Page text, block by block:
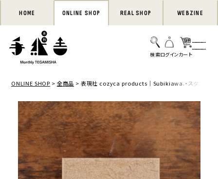
HOME ONLINE SHOP REAL SHOP WEBZINE
ONLINE SHOP 全商品 表現社 cozyca products｜Subikiawa.・スタンプ「